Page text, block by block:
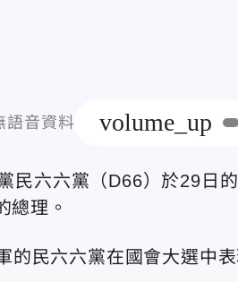
語音資料 volume_up
民六六黨（D66）於29日的
總理。